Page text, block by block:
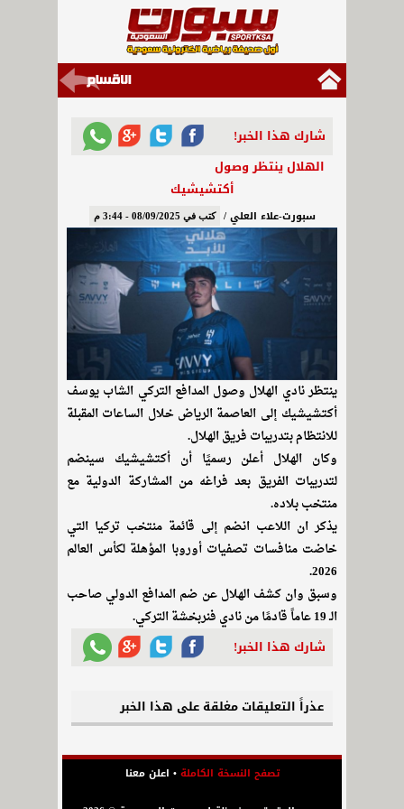
شارك هذا الخبر!
الهلال ينتظر وصول
أكتشيشيك
سبورت-علاء العلي / كتب في 08/09/2025 - 3:44 م
ينتظر نادي الهلال وصول المدافع التركي الشاب يوسف
أكتشيشيك إلى العاصمة الرياض خلال الساعات المقبلة
للانتظام بتدريبات فريق الهلال.
وكان الهلال أعلن رسميًا أن أكتشيشيك سينضم
لتدريبات الفريق بعد فراغه من المشاركة الدولية مع
منتخب بلاده.
يذكر ان اللاعب انضم إلى قائمة منتخب تركيا التي
خاضت منافسات تصفيات أوروبا المؤهلة لكأس العالم
2026.
وسبق وان كشف الهلال عن ضم المدافع الدولي صاحب
الـ 19 عاماً قادمًا من نادي فنربخشة التركي.
شارك هذا الخبر!
عذراً التعليقات مغلقة على هذا الخبر
تصفح النسخة الكاملة• اعلن معنا